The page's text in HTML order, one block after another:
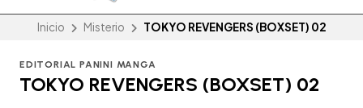
Inicio Misterio TOKYO REVENGERS (BOXSET) 02
EDITORIAL PANINI MANGA
TOKYO REVENGERS (BOXSET) 02